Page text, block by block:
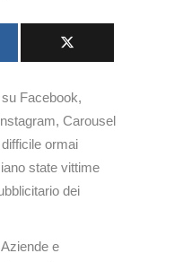
Facebook,
Carousel
ormai
state vittime
dei
e